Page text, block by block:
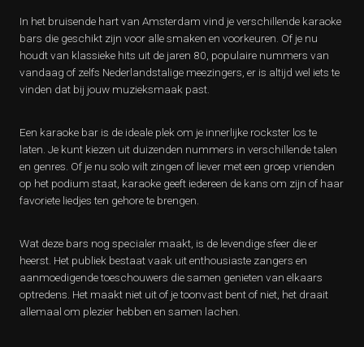
In het bruisende hart van Amsterdam vind je verschillende karaoke
bars die geschikt zijn voor alle smaken en voorkeuren. Of je nu
houdt van klassieke hits uit de jaren 80, populaire nummers van
vandaag of zelfs Nederlandstalige meezingers, er is altijd wel iets te
vinden dat bij jouw muzieksmaak past.
Een karaoke bar is de ideale plek om je innerlijke rockster los te
laten. Je kunt kiezen uit duizenden nummers in verschillende talen
en genres. Of je nu solo wilt zingen of liever met een groep vrienden
op het podium staat, karaoke geeft iedereen de kans om zijn of haar
favoriete liedjes ten gehore te brengen.
Wat deze bars nog specialer maakt, is de levendige sfeer die er
heerst. Het publiek bestaat vaak uit enthousiaste zangers en
aanmoedigende toeschouwers die samen genieten van elkaars
optredens. Het maakt niet uit of je toonvast bent of niet, het draait
allemaal om plezier hebben en samen lachen.